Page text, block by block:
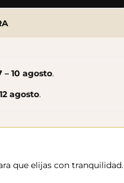
– 10 agosto.
agosto.
que elijas con tranquilidad.